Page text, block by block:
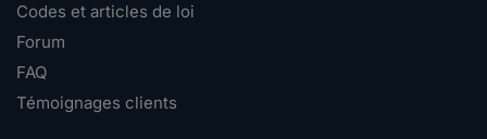
Codes et articles de loi
Forum
FAQ
Témoignages clients